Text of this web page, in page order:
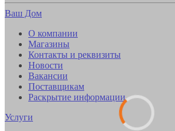
Ваш Дом
О компании
Магазины
Контакты и реквизиты
Новости
Вакансии
Поставщикам
Раскрытие информации
Услуги